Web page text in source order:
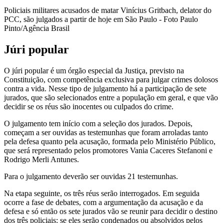
Policiais militares acusados de matar Vinícius Gritbach, delator do
PCC, são julgados a partir de hoje em São Paulo - Foto Paulo
Pinto/Agência Brasil
Júri popular
O júri popular é um órgão especial da Justiça, previsto na
Constituição, com competência exclusiva para julgar crimes dolosos
contra a vida. Nesse tipo de julgamento há a participação de sete
jurados, que são selecionados entre a população em geral, e que vão
decidir se os réus são inocentes ou culpados do crime.
O julgamento tem início com a seleção dos jurados. Depois,
começam a ser ouvidas as testemunhas que foram arroladas tanto
pela defesa quanto pela acusação, formada pelo Ministério Público,
que será representado pelos promotores Vania Caceres Stefanoni e
Rodrigo Merli Antunes.
Para o julgamento deverão ser ouvidas 21 testemunhas.
Na etapa seguinte, os três réus serão interrogados. Em seguida
ocorre a fase de debates, com a argumentação da acusação e da
defesa e só então os sete jurados vão se reunir para decidir o destino
dos três policiais: se eles serão condenados ou absolvidos pelos